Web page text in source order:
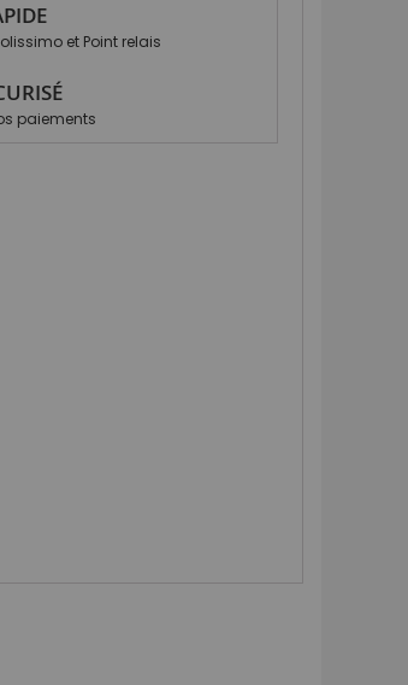
et Point relais
paiements